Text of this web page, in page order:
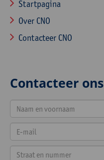
Startpagina
Over CNO
Contacteer CNO
Contacteer ons